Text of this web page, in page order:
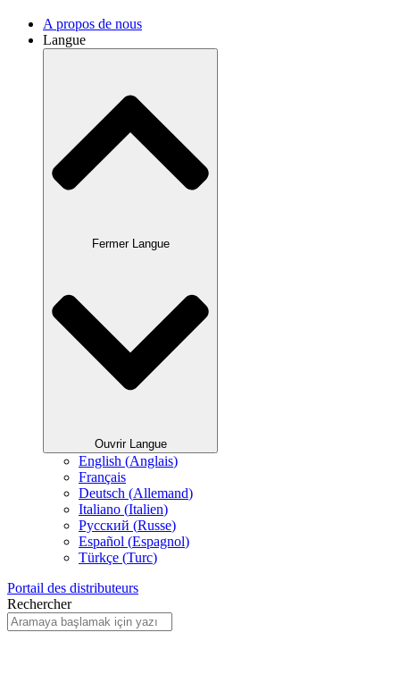
A propos de nous
Langue
Fermer Langue
Ouvrir Langue
English (Anglais)
Français
Deutsch (Allemand)
Italiano (Italien)
Русский (Russe)
Español (Espagnol)
Türkçe (Turc)
Portail des distributeurs
Rechercher